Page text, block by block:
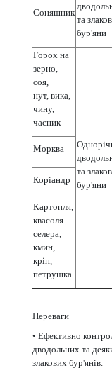
Соняшник
та
бур'яни
Горох на
зерно,
соя,
нут, вика,
чину,
часник
та
бур'яни
Морква
Коріандр
Картопля,
квасоля
селера,
кмин,
кріп,
петрушка
Переваги
• Ефективно
дводольних та
злакових бур'янів.